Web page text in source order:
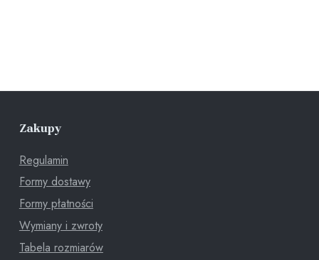
Zakupy
Regulamin
Formy dostawy
Formy płatności
Wymiany i zwroty
Tabela rozmiarów